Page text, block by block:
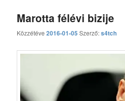
Marotta félévi bizije
Közzétéve2016-01-05 Szerző:s4tch